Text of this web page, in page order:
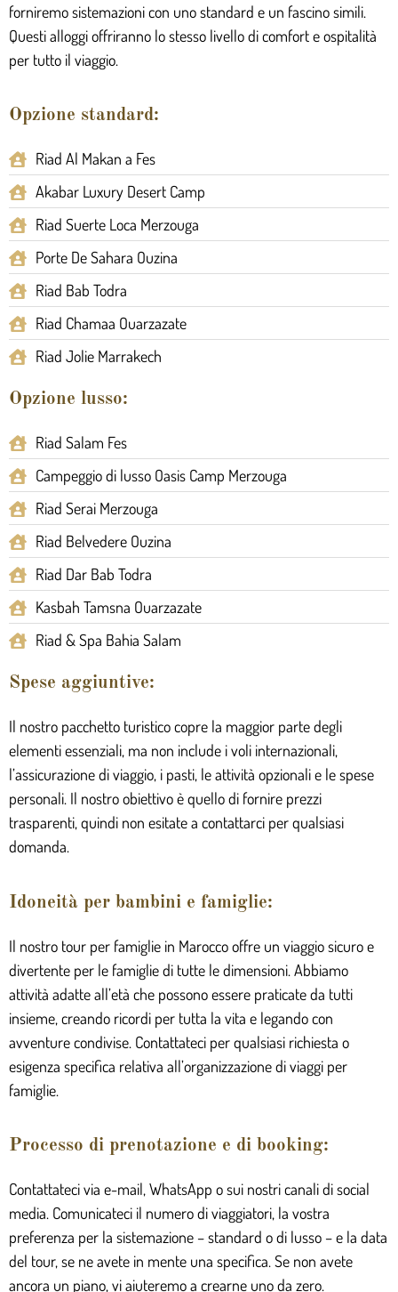
forniremo sistemazioni con uno standard e un fascino simili.
Questi alloggi offriranno lo stesso livello di comfort e ospitalità
per tutto il viaggio.
Opzione standard:
Riad Al Makan a Fes
Akabar Luxury Desert Camp
Riad Suerte Loca Merzouga
Porte De Sahara Ouzina
Riad Bab Todra
Riad Chamaa Ouarzazate
Riad Jolie Marrakech
Opzione lusso:
Riad Salam Fes
Campeggio di lusso Oasis Camp Merzouga
Riad Serai Merzouga
Riad Belvedere Ouzina
Riad Dar Bab Todra
Kasbah Tamsna Ouarzazate
Riad & Spa Bahia Salam
Spese aggiuntive:
Il nostro pacchetto turistico copre la maggior parte degli
elementi essenziali, ma non include i voli internazionali,
l’assicurazione di viaggio, i pasti, le attività opzionali e le spese
personali. Il nostro obiettivo è quello di fornire prezzi
trasparenti, quindi non esitate a contattarci per qualsiasi
domanda.
Idoneità per bambini e famiglie:
Il nostro tour per famiglie in Marocco offre un viaggio sicuro e
divertente per le famiglie di tutte le dimensioni. Abbiamo
attività adatte all’età che possono essere praticate da tutti
insieme, creando ricordi per tutta la vita e legando con
avventure condivise. Contattateci per qualsiasi richiesta o
esigenza specifica relativa all’organizzazione di viaggi per
famiglie.
Processo di prenotazione e di booking:
Contattateci via e-mail, WhatsApp o sui nostri canali di social
media. Comunicateci il numero di viaggiatori, la vostra
preferenza per la sistemazione – standard o di lusso – e la data
del tour, se ne avete in mente una specifica. Se non avete
ancora un piano, vi aiuteremo a crearne uno da zero.